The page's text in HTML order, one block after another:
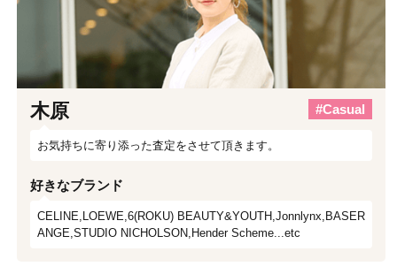
木原 #Casual
お気持ちに寄り添った査定をさせて頂きます。
好きなブランド
CELINE,LOEWE,6(ROKU) BEAUTY&YOUTH,Jonnlynx,BASER
ANGE,STUDIO NICHOLSON,Hender Scheme...etc